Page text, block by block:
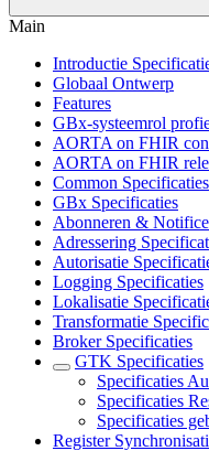
Main
Introductie
Globaal Ontwerp
Features
GBx-systeemrol
AORTA on FHIR
AORTA on FHIR
Common Specificaties
GBx Specificaties
Abonneren &
Adressering
Autorisatie
Logging Specificaties
Lokalisatie
Transformatie
Broker Specificaties
GTK Specificaties
Specificaties
Specificaties
Specificaties
Register